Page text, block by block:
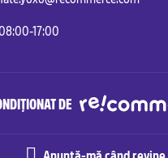
17:00
DE